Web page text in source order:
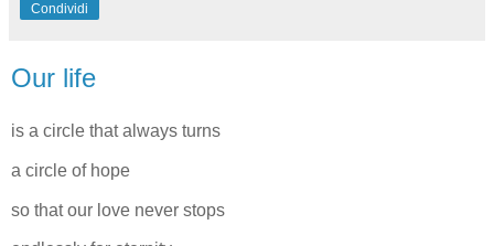
Condividi
Our life
is a circle that always turns
a circle of hope
so that our love never stops